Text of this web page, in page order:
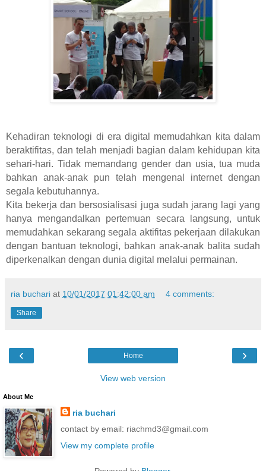
Kehadiran teknologi di era digital memudahkan kita dalam
beraktifitas, dan telah menjadi bagian dalam kehidupan kita
sehari-hari. Tidak memandang gender dan usia, tua muda
bahkan anak-anak pun telah mengenal internet dengan
segala kebutuhannya.
Kita bekerja dan bersosialisasi juga sudah jarang lagi yang
hanya mengandalkan pertemuan secara langsung, untuk
memudahkan sekarang segala aktifitas pekerjaan dilakukan
dengan bantuan teknologi, bahkan anak-anak balita sudah
diperkenalkan dengan dunia digital melalui permainan.
ria buchari at 10/01/2017 01:42:00 am 4 comments:
Share
‹ ›
Home
View web version
About Me
ria buchari
contact by email: riachmd3@gmail.com
View my complete profile